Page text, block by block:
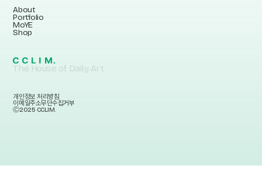
About
Portfolio
MoYE
Shop
The House of Daily Art
개인정보 처리방침
이메일주소무단수집거부
Ⓒ2025 CCLIM.